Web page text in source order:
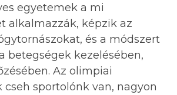
egyetemek a mi
alkalmazzák, képzik az
és a módszert
betegségek kezelésében,
Az olimpiai
cseh sportolónk van, nagyon